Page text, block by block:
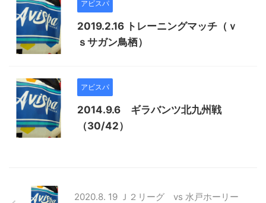
アビスパ
2019.2.16 トレーニングマッチ（ｖ
ｓサガン鳥栖）
アビスパ
2014.9.6 ギラバンツ北九州戦
（30/42）
2020.8. 19 Ｊ２リーグ vs 水戸ホーリー